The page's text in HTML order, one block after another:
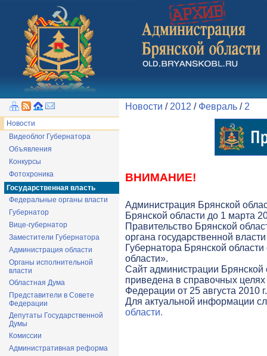
Новости
Видеоблог Губернатора
Объявления
Конкурсы
Фотохроника
Государственная власть
Федеральные органы власти
Губернатор
Вице-губернатор
Заместители Губернатора
Администрация области
Органы исполнительной
власти
Областная Дума
Представители в Совете
Федерации
Депутаты Государственной
Думы
Комиссии
Административная реформа
Новости / 2012 / Февраль / 2
ВНИМАНИЕ!
Администрация Брянской
Брянской области до 1 марта
Правительство Брянской
органа государственной
Губернатора Брянской
области».
Cайт администрации
приведена в справочных целях
Федерации от 25 августа 2010
Для актуальной информации
области.